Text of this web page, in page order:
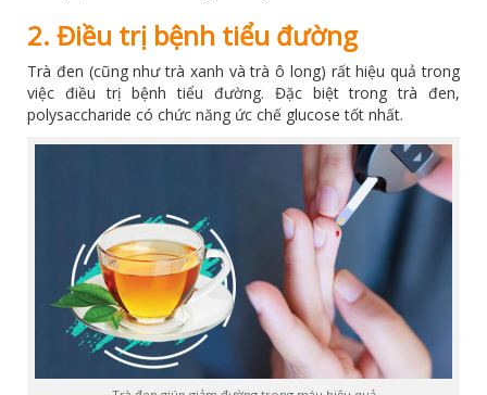
2. Điều trị bệnh tiểu đường
Trà đen (cũng như trà xanh và trà ô long) rất hiệu quả trong
việc điều trị bệnh tiểu đường. Đặc biệt trong trà đen,
polysaccharide có chức năng ức chế glucose tốt nhất.